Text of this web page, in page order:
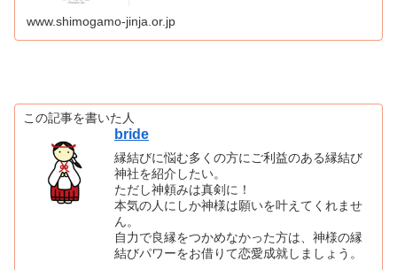
www.shimogamo-jinja.or.jp
この記事を書いた人
bride
縁結びに悩む多くの方にご利益のある縁結び
神社を紹介したい。
ただし神頼みは真剣に！
本気の人にしか神様は願いを叶えてくれませ
ん。
自力で良縁をつかめなかった方は、神様の縁
結びパワーをお借りて恋愛成就しましょう。